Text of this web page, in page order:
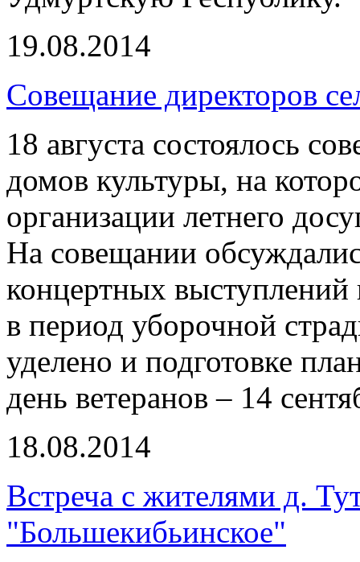
19.08.2014
Совещание директоров
18 августа состоялось
домов культуры, на
организации летнего
На совещании
концертных выступлений
в период уборочной
уделено и подготовке
день ветеранов – 14
18.08.2014
Встреча с жителями д.
"Большекибьинское"